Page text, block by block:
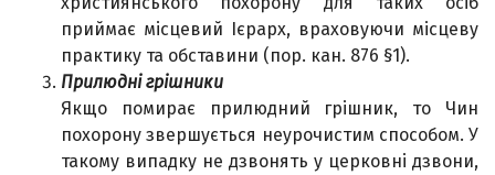
приймає місцевий Ієрарх, враховуючи місцеву
практику та обставини (пор. кан. 876 §1).
Прилюдні грішники
Якщо помирає прилюдний грішник, то Чин
похорону звершується неурочистим способом. У
такому випадку не дзвонять у церковні дзвони,